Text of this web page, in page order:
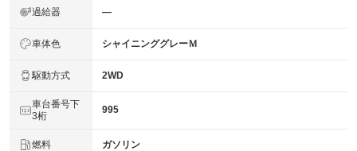
過給器 ―
車体色 シャイニンググレーＭ
駆動方式 2WD
車台番号下
3桁
995
燃料 ガソリン